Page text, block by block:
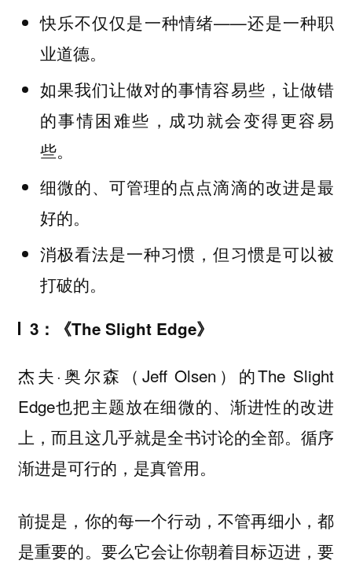
快乐不仅仅是一种情绪——还是一种职
业道德。
如果我们让做对的事情容易些，让做错
的事情困难些，成功就会变得更容易
些。
细微的、可管理的点点滴滴的改进是最
好的。
消极看法是一种习惯，但习惯是可以被
打破的。
3：《The Slight Edge》
杰夫·奥尔森（Jeff Olsen）的The Slight
Edge也把主题放在细微的、渐进性的改进
上，而且这几乎就是全书讨论的全部。循序
渐进是可行的，是真管用。
前提是，你的每一个行动，不管再细小，都
是重要的。要么它会让你朝着目标迈进，要